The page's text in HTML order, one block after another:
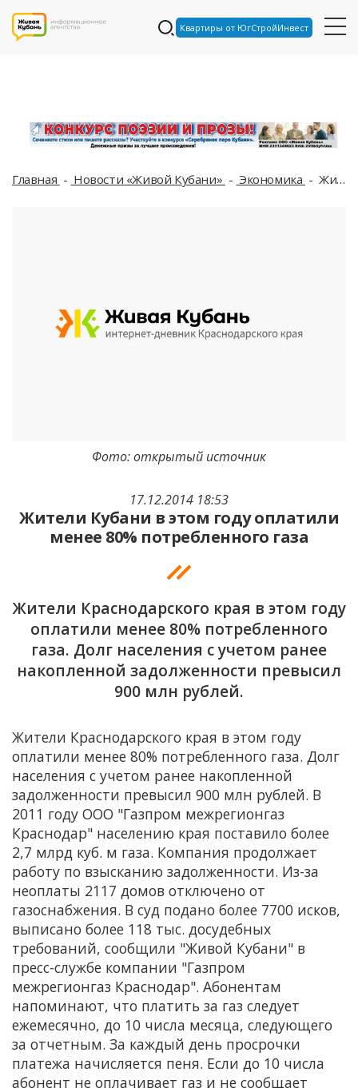
Квартиры от ЮгСтройИнвест
Главная Новости «Живой Кубани» Экономика Жители Кубани в этом году оплатили менее 80% потребленного газа
17.12.2014 18:53
Жители Кубани в этом году оплатили
менее 80% потребленного газа
Жители Краснодарского края в этом году
оплатили менее 80% потребленного
газа. Долг населения с учетом ранее
накопленной задолженности превысил
900 млн рублей.
Фото: открытый источник
Жители Краснодарского края в этом году
оплатили менее 80% потребленного газа. Долг
населения с учетом ранее накопленной
задолженности превысил 900 млн рублей. В
2011 году ООО "Газпром межрегионгаз
Краснодар" населению края поставило более
2,7 млрд куб. м газа. Компания продолжает
работу по взысканию задолженности. Из-за
неоплаты 2117 домов отключено от
газоснабжения. В суд подано более 7700 исков,
выписано более 118 тыс. досудебных
требований, сообщили "Живой Кубани" в
пресс-службе компании "Газпром
межрегионгаз Краснодар". Абонентам
напоминают, что платить за газ следует
ежемесячно, до 10 числа месяца, следующего
за отчетным. За каждый день просрочки
платежа начисляется пеня. Если до 10 числа
абонент не оплачивает газ и не сообщает